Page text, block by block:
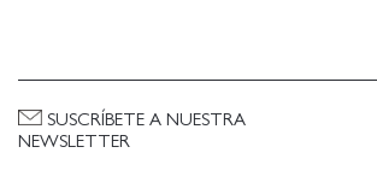
SUSCRÍBETE A NUESTRA
NEWSLETTER